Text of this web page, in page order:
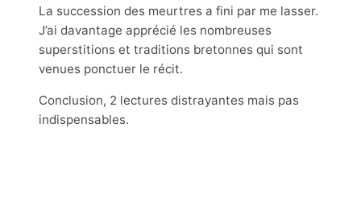
La succession des meurtres a fini par me lasser.
J’ai davantage apprécié les nombreuses
superstitions et traditions bretonnes qui sont
venues ponctuer le récit.
Conclusion, 2 lectures distrayantes mais pas
indispensables.